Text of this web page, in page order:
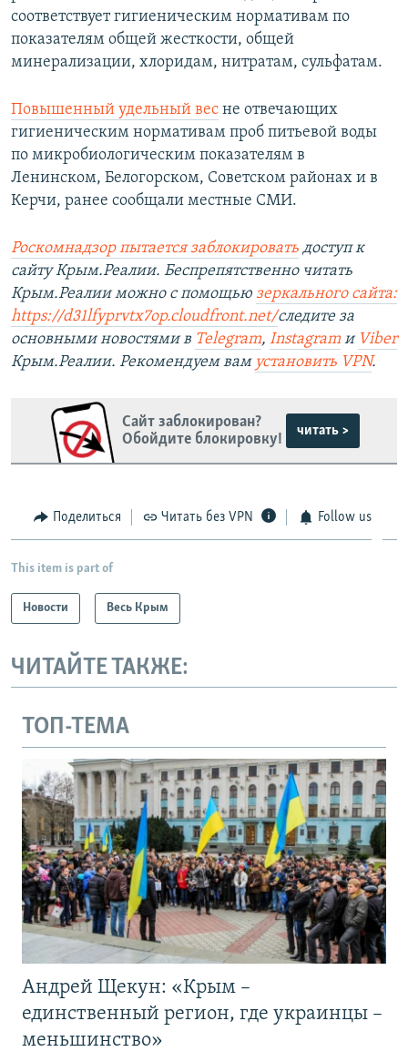
соответствует гигиеническим нормативам по
показателям общей жесткости, общей
минерализации, хлоридам, нитратам, сульфатам.
Повышенный удельный вес не отвечающих
гигиеническим нормативам проб питьевой воды
по микробиологическим показателям в
Ленинском, Белогорском, Советском районах и в
Керчи, ранее сообщали местные СМИ.
Роскомнадзор пытается заблокировать доступ к
сайту Крым.Реалии. Беспрепятственно читать
Крым.Реалии можно с помощью зеркального сайта:
https://d31lfyprvtx7op.cloudfront.net/следите за
основными новостями в Telegram, Instagram и Viber
Крым.Реалии. Рекомендуем вам установить VPN.
Сайт заблокирован?
Обойдите блокировку!
читать >
Поделиться Читать без VPN Follow us
This item is part of
Новости Весь Крым
ЧИТАЙТЕ ТАКЖЕ:
ТОП-ТЕМА
Андрей Щекун: «Крым –
единственный регион, где украинцы –
меньшинство»